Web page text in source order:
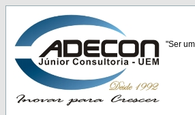
"Ser